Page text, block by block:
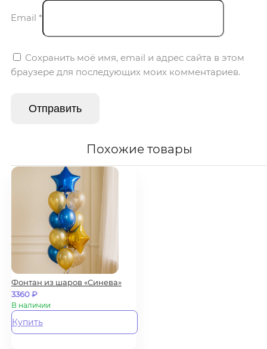
Email *
Сохранить моё имя, email и адрес сайта в этом
браузере для последующих моих комментариев.
Похожие товары
Фонтан из шаров «Синева»
3360₽
В наличии
Купить